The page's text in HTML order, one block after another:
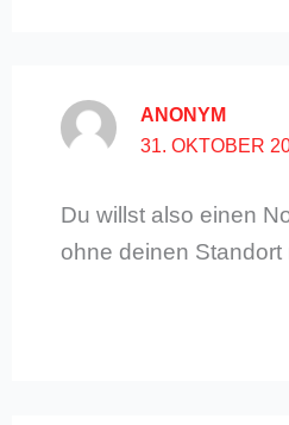
ANONYM
31. OKTOBER
Du willst also einen
ohne deinen Standort